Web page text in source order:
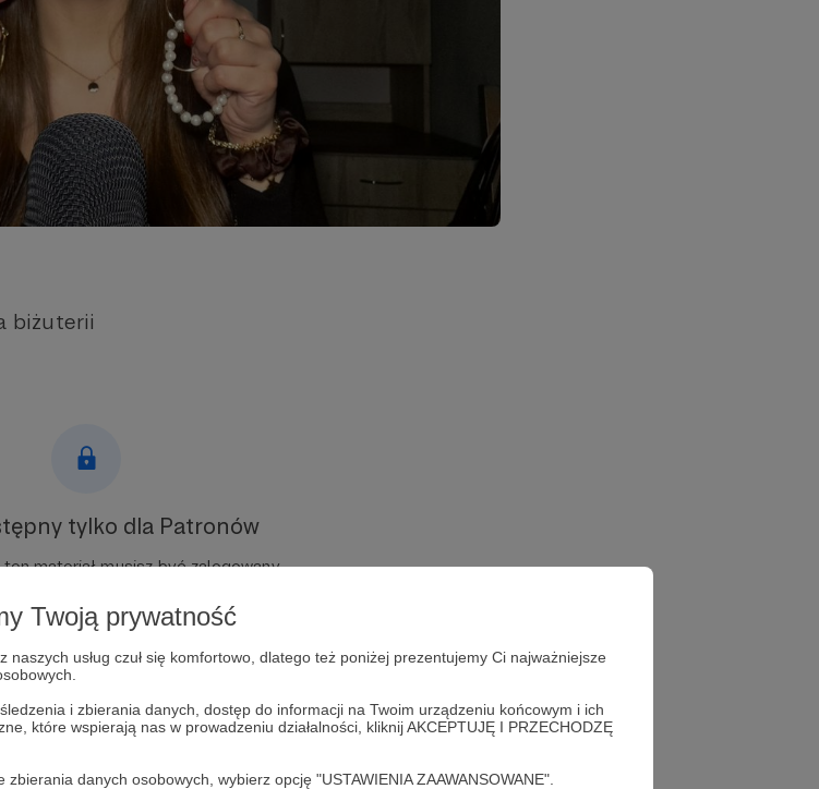
Twoją prywatność
usług czuł się komfortowo, dlatego też poniżej prezentujemy Ci najważniejsze
i zbierania danych, dostęp do informacji na Twoim urządzeniu końcowym i ich
które wspierają nas w prowadzeniu działalności, kliknij AKCEPTUJĘ I PRZECHODZĘ
danych osobowych, wybierz opcję "USTAWIENIA ZAAWANSOWANE".
biżuterii
tylko dla Patronów
materiał musisz być zalogowany
Zostań Patronem
Zaloguj się